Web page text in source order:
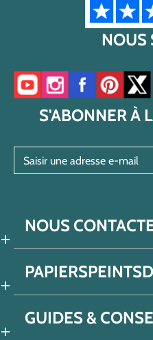
NOUS
Accéder à notre chaîne
Accéder à notre
Accéder àAccéder
S'ABONNER À
NOUS
GUIDES &